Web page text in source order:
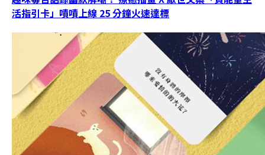
活指引卡」嘖嘖上線 25 分鐘火速達標